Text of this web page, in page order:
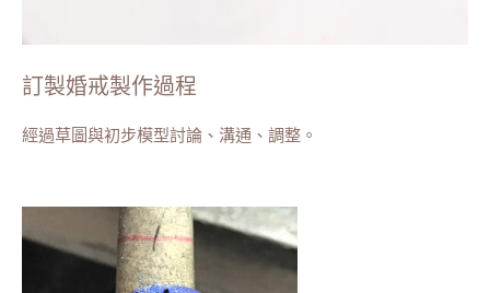
訂製婚戒製作過程
經過草圖與初步模型討論、溝通、調整。